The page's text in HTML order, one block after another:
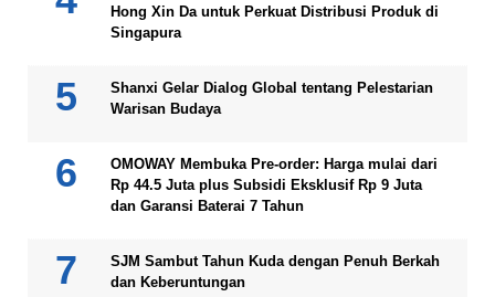
Hong Xin Da untuk Perkuat Distribusi Produk di
Singapura
Shanxi Gelar Dialog Global tentang Pelestarian
Warisan Budaya
OMOWAY Membuka Pre-order: Harga mulai dari
Rp 44.5 Juta plus Subsidi Eksklusif Rp 9 Juta
dan Garansi Baterai 7 Tahun
SJM Sambut Tahun Kuda dengan Penuh Berkah
dan Keberuntungan